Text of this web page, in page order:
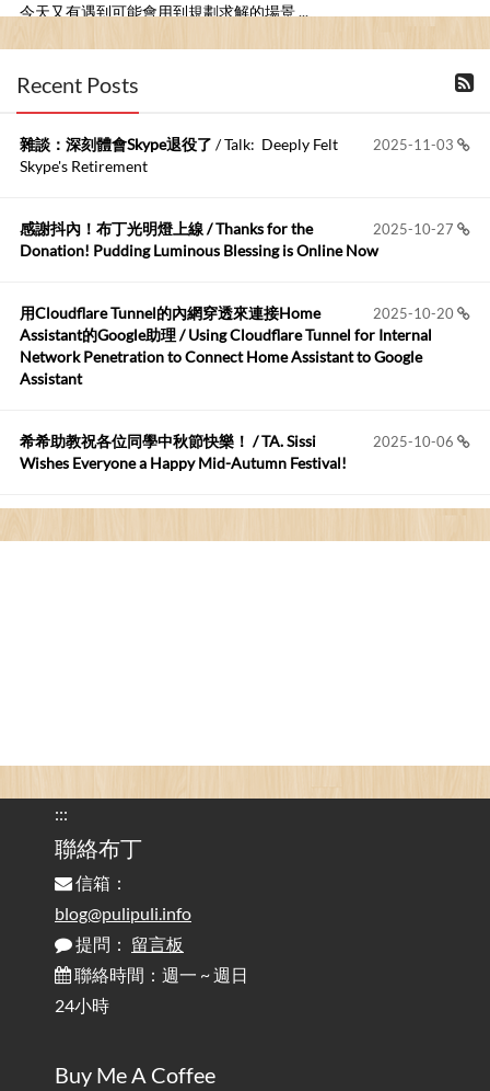
今天又有遇到可能會用到規劃求解的場景 ...
2026-06-18
布丁布丁吃布丁
kage好像也可以下載整個網站 感謝分享
Anonymous:
https://github.com/t...
布丁布丁吃布丁:
我目前並沒有常駐的Google Home...
2026-05-15
Robertmycs:
這篇WinXP公用電腦安裝與優化的步驟超...
您好,首先肯定感謝您造福許多莘莘學子。有...
Recent Posts
2025-11-03
雜談：深刻體會Skype退役了 / Talk: Deeply Felt
Skype's Retirement
2025-10-27
感謝抖內！布丁光明燈上線 / Thanks for the
Donation! Pudding Luminous Blessing is Online Now
2025-10-20
用Cloudflare Tunnel的內網穿透來連接Home
Assistant的Google助理 / Using Cloudflare Tunnel for Internal
Network Penetration to Connect Home Assistant to Google
Assistant
2025-10-06
希希助教祝各位同學中秋節快樂！ / TA. Sissi
Wishes Everyone a Happy Mid-Autumn Festival!
的問題 / Are You Tired of Looking at the Computer? Pay More
實作相容OpenAI API，但背後不是OpenAI的API服
務 / Implementing OpenAI API-Compatible Services, But Not
Powered by OpenAI
雜談：生活小技巧之用魔鬼氈避免機車鑰匙脫落吧
/ Talk: Use Velcro to Prevent Your Motorcycle Key From Falling
Home Is More Than Just an Ad Blocker
:::
聯絡布丁
信箱：
blog@pulipuli.info
提問： 留言板
聯絡時間：週一 ~ 週日
24小時
Buy Me A Coffee